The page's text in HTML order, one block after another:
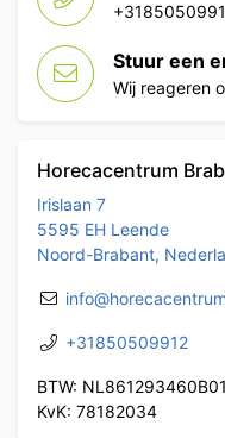
Stuur een
Wij reageren
Horecacentrum
Irislaan 7
5595 EH Leende
Noord-Brabant,
+31850509912
BTW: NL861293460B01
KvK: 78182034